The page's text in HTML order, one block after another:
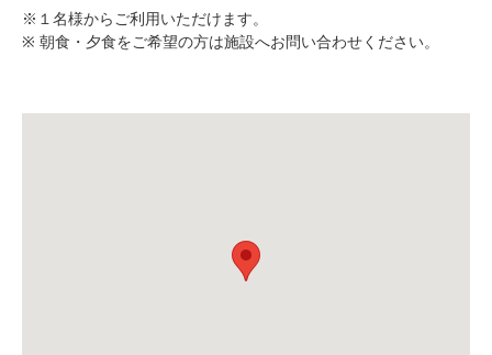
※１名様からご利用いただけます。
※ 朝食・夕食をご希望の方は施設へお問い合わせください。